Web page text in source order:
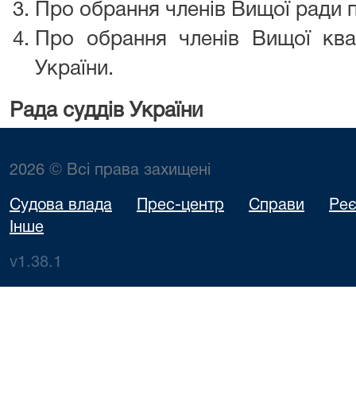
Про обрання членів Вищої ради
Про обрання членів Вищої
України.
Рада суддів України
2026 © Всі права захищені
Судова влада Прес-центр Справи
Інше
v1.38.1